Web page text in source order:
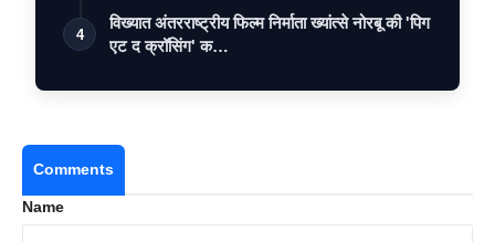
4
विख्यात अंतरराष्ट्रीय फिल्म निर्माता ख्यांत्से नोरबू की 'पिग
एट द क्रॉसिंग' क…
Comments
Name